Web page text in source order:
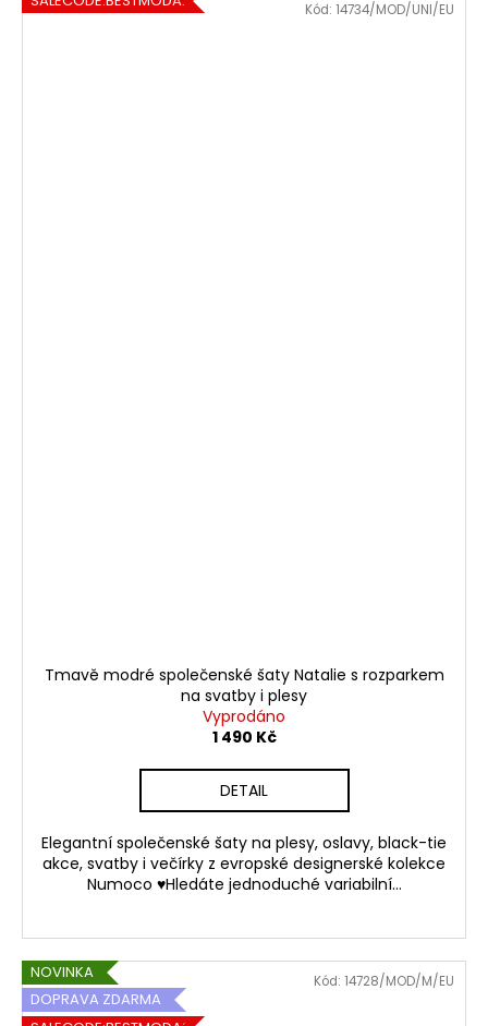
Tmavě modré společenské šaty Natalie s rozparkem
na svatby i plesy
Vyprodáno
1 490 Kč
DETAIL
Elegantní společenské šaty na plesy, oslavy, black-tie
akce, svatby i večírky z evropské designerské kolekce
Numoco ♥Hledáte jednoduché variabilní...
Kód: 14734/MOD/UNI/EU
NOVINKA
DOPRAVA ZDARMA
Kód: 14728/MOD/M/EU